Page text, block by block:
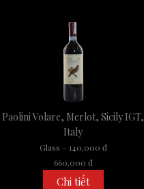
Paolini Volare, Merlot, Sicily IGT,
Italy
Glass – 140,000 đ
660,000 đ
Chi tiết